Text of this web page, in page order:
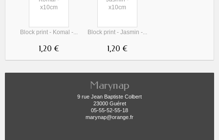
Block print - Komal -...
1,20 €
Block print - Jasmin -...
1,20 €
Marynap
9 rue Jean Baptiste Colbert
23000 Guéret
05-55-52-55-18
marynap@orange.fr